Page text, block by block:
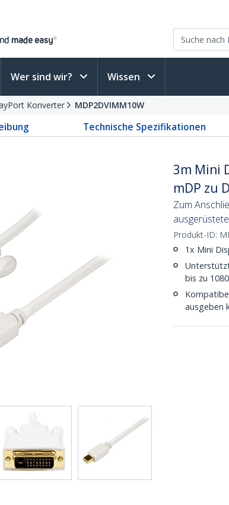
Wer sind wir? Wissen
Konverter MDP2DVIMM10W
Technische Spezifikationen
3m Mini
mDP zu
Zum
Produkt-ID:
1x Mini
bis zu
ausgeben